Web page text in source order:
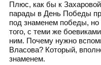
Плюс, как бы к
парады в День Победы
под знаменем победы,
того, с теми же
ним. Почему нужно
Власова? Который,
знаменем.